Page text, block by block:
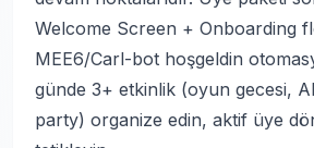
Welcome Screen + Onboarding
MEE6/Carl-bot hoşgeldin
günde 3+ etkinlik (oyun gecesi,
party) organize edin, aktif üye